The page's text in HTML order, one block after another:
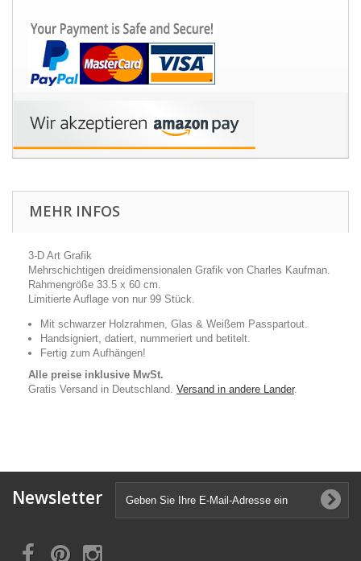
MEHR INFOS
3-D Art Grafik
Mehrschichtigen dreidimensionalen Grafik von Charles Kaufman.
Rahmengröße 33.5 x 60 cm.
Limitierte Auflage von nur 99 Stück.
Mit schwarzer Holzrahmen, Glas & Weißem Passpartout.
Handsigniert, datiert, nummeriert und betitelt.
Fertig zum Aufhängen!
Alle preise inklusive MwSt.
Gratis Versand in Deutschland. Versand in andere Lander.
Newsletter